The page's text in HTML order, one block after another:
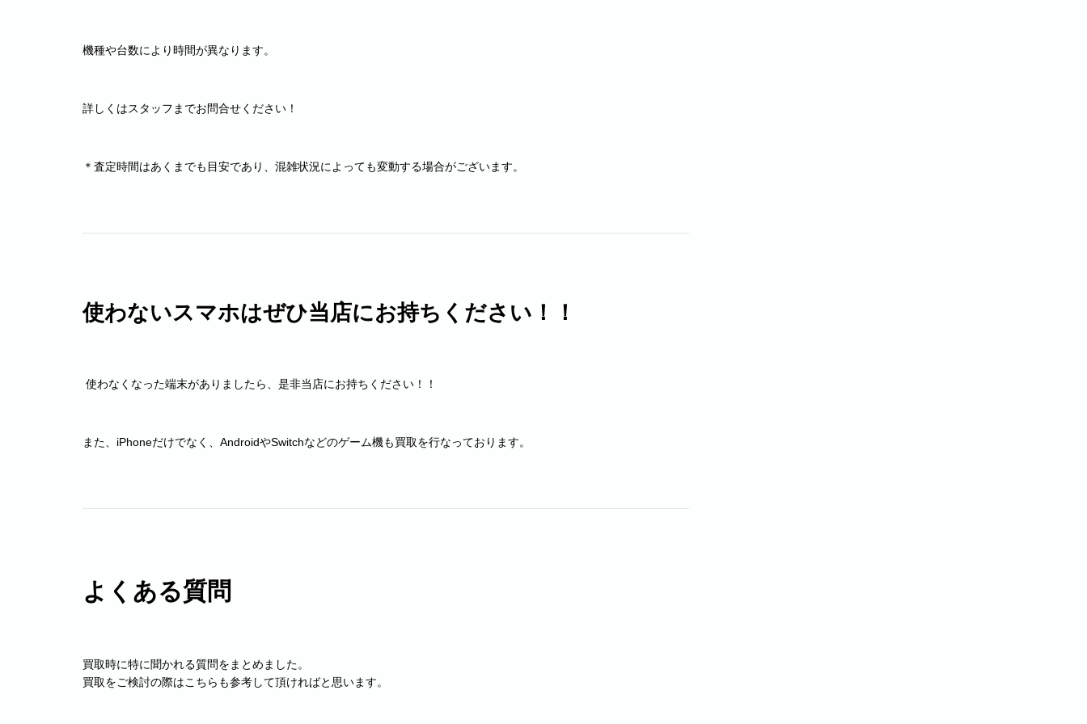
機種や台数により時間が異なります。
詳しくはスタッフまでお問合せください！
＊査定時間はあくまでも目安であり、混雑状況によっても変動する場合がございます。
使わないスマホはぜひ当店にお持ちください！！
使わなくなった端末がありましたら、是非当店にお持ちください！！
また、iPhoneだけでなく、AndroidやSwitchなどのゲーム機も買取を行なっております。
よくある質問
買取時に特に聞かれる質問をまとめました。
買取をご検討の際はこちらも参考して頂ければと思います。